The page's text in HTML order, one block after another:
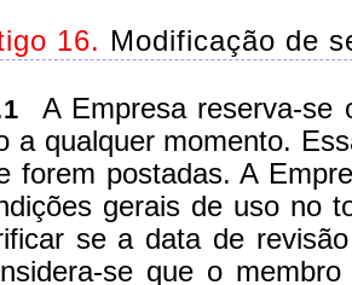
16. Modificação de
A Empresa reserva-se
a qualquer momento.
forem postadas. A
gerais de uso no
se a data de
se que o